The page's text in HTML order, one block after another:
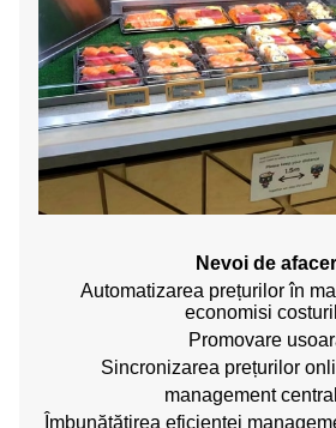
Nevoi de
Automatizarea prețurilor în
economisi
Promovare
Sincronizarea prețurilor
management
Îmbunătățirea eficienței